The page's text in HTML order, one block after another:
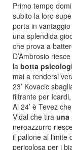
Primo tempo
subito la loro
porta in vantaggio
una splendida
che prova a
D’Ambrosio
la botta
mai a rendersi
23’ Kovacic
filtrante per
Al 24’ è Tevez
Vidal che tira una
neroazzurro
il pallone al limite
pericolosa per i